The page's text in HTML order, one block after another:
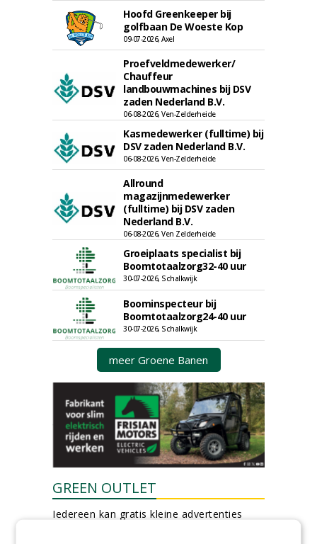
Hoofd Greenkeeper bij
golfbaan De Woeste Kop
09-07-2026, Axel
Proefveldmedewerker/
Chauffeur
landbouwmachines bij DSV
zaden Nederland B.V.
06-08-2026, Ven-Zelderheide
Kasmedewerker (fulltime) bij
DSV zaden Nederland B.V.
06-08-2026, Ven-Zelderheide
Allround
magazijnmedewerker
(fulltime) bij DSV zaden
Nederland B.V.
06-08-2026, Ven Zelderheide
Groeiplaats specialist bij
Boomtotaalzorg32-40 uur
30-07-2026, Schalkwijk
Boominspecteur bij
Boomtotaalzorg24-40 uur
30-07-2026, Schalkwijk
meer Groene Banen
GREEN OUTLET
Iedereen kan gratis kleine advertenties